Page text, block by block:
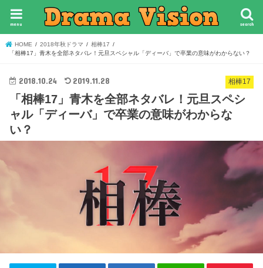
search
menu
HOME 2018年秋ドラマ
相棒17
「相棒17」青木を全部ネタバレ！元旦スペシャル「ディーバ」で卒業の意味がわからない？
相棒17
2018.10.24 2019.11.28
「相棒17」青木を全部ネタバレ！元旦スペシ
ャル「ディーバ」で卒業の意味がわからな
い？